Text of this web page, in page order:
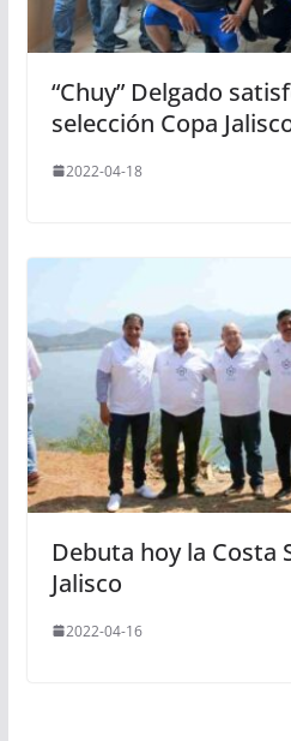
“Chuy” Delgado
selección Copa
2022-04-18
Debuta hoy la Costa
Jalisco
2022-04-16